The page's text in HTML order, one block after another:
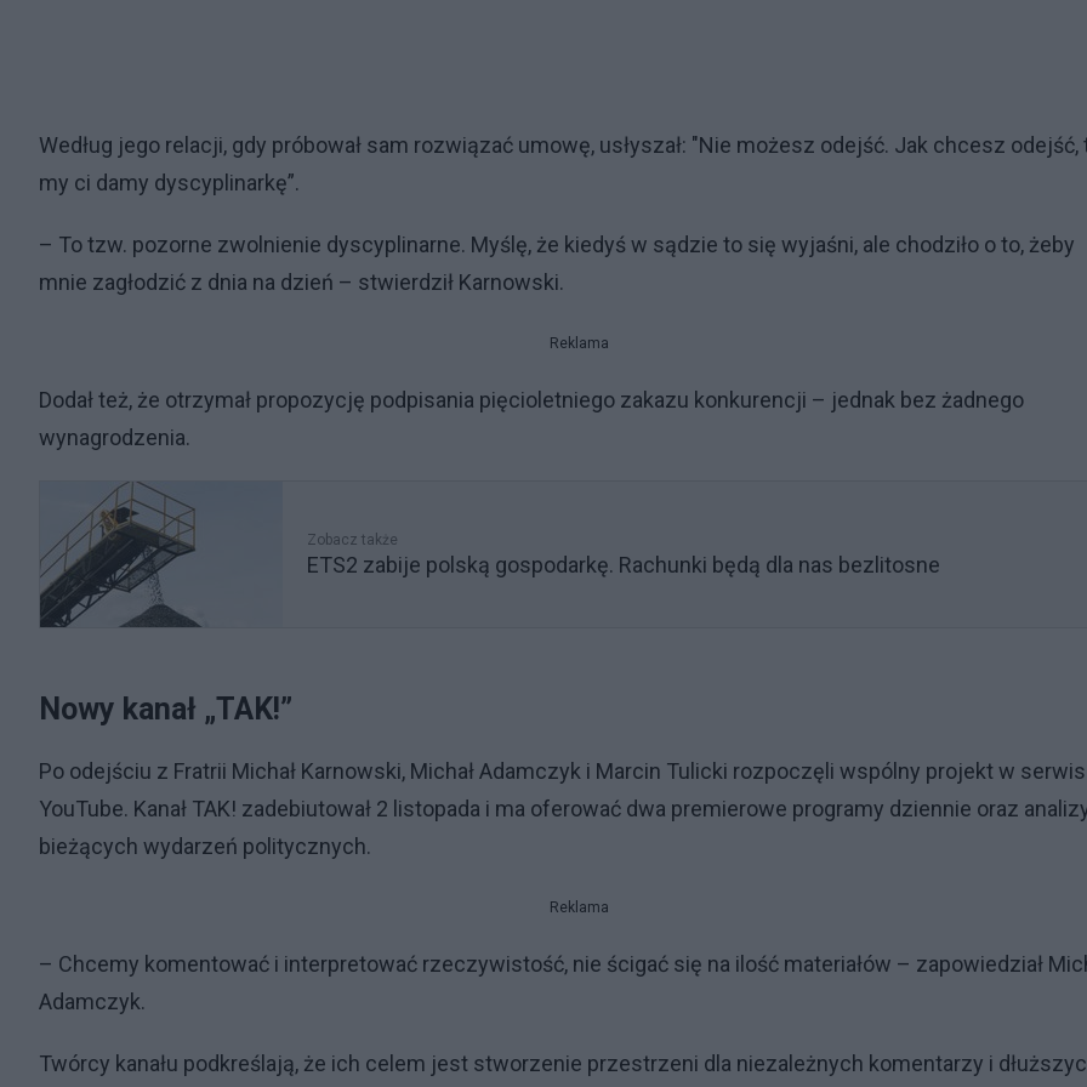
Według jego relacji, gdy próbował sam rozwiązać umowę, usłyszał: "Nie możesz odejść. Jak chcesz odejść,
my ci damy dyscyplinarkę”.
– To tzw. pozorne zwolnienie dyscyplinarne. Myślę, że kiedyś w sądzie to się wyjaśni, ale chodziło o to, żeby
mnie zagłodzić z dnia na dzień – stwierdził Karnowski.
Reklama
Dodał też, że otrzymał propozycję podpisania pięcioletniego zakazu konkurencji – jednak bez żadnego
wynagrodzenia.
Zobacz także
ETS2 zabije polską gospodarkę. Rachunki będą dla nas bezlitosne
Nowy kanał „TAK!”
Po odejściu z Fratrii Michał Karnowski, Michał Adamczyk i Marcin Tulicki rozpoczęli wspólny projekt w
YouTube. Kanał TAK! zadebiutował 2 listopada i ma oferować dwa premierowe programy dziennie oraz
bieżących wydarzeń politycznych.
Reklama
– Chcemy komentować i interpretować rzeczywistość, nie ścigać się na ilość materiałów – zapowiedział
Adamczyk.
Twórcy kanału podkreślają, że ich celem jest stworzenie przestrzeni dla niezależnych komentarzy i